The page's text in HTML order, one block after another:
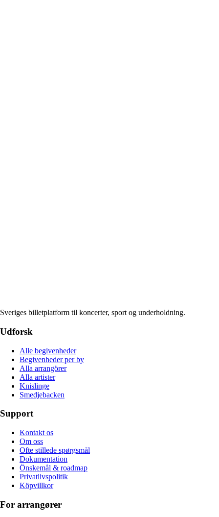
Sveriges billetplatform til koncerter, sport og underholdning.
Udforsk
Alle begivenheder
Begivenheder per by
Alla arrangörer
Alla artister
Knislinge
Smedjebacken
Support
Kontakt os
Om oss
Ofte stillede spørgsmål
Dokumentation
Önskemål & roadmap
Privatlivspolitik
Köpvillkor
For arrangører